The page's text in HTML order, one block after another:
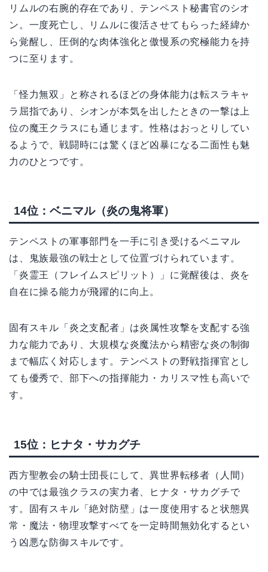
リムルの右腕的存在であり、テンペスト秘書官のシオ
ン。一度死亡し、リムルに復活させてもらった経緯か
ら覚醒し、圧倒的な肉体強化と傲慢系の究極能力を持
つに至ります。
「怪力無双」と称されるほどの身体能力は転スラキャ
ラ屈指であり、シオンが本気を出したときの一撃は上
位の魔王クラスにも通じます。性格はおっとりしてい
るようで、戦闘時には驚くほど凶暴になる二面性も魅
力のひとつです。
14位：ベニマル（炎の鬼将軍）
テンペストの軍事部門を一手に引き受けるベニマル
は、鬼族最強の戦士として位置づけられています。
「炎霊王（フレイムスピリット）」に覚醒後は、炎を
自在に操る能力が飛躍的に向上。
固有スキル「炎之支配者」は炎属性攻撃を支配する強
力な能力であり、大規模な炎魔法から精密な炎の制御
まで幅広く対応します。テンペストの野戦指揮官とし
ても優秀で、部下への指揮能力・カリスマ性も高いで
す。
15位：ヒナタ・サカグチ
西方聖教会の騎士団長にして、異世界転移者（人間）
の中では最強クラスの実力者、ヒナタ・サカグチで
す。固有スキル「絶対防壁」は一度使用すると状態異
常・魔法・物理攻撃すべてを一定時間無効化するとい
う凶悪な防御スキルです。